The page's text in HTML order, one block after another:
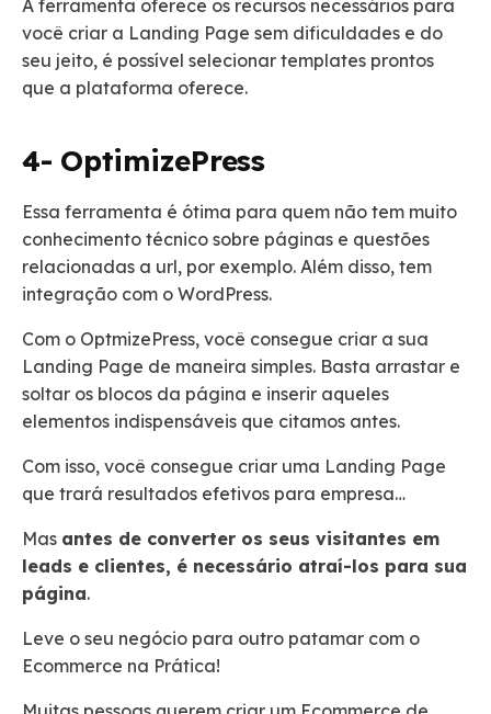
A ferramenta oferece os recursos necessários para
você criar a Landing Page sem dificuldades e do
seu jeito, é possível selecionar templates prontos
que a plataforma oferece.
4- OptimizePress
Essa ferramenta é ótima para quem não tem muito
conhecimento técnico sobre páginas e questões
relacionadas a url, por exemplo. Além disso, tem
integração com o WordPress.
Com o OptmizePress, você consegue criar a sua
Landing Page de maneira simples. Basta arrastar e
soltar os blocos da página e inserir aqueles
elementos indispensáveis que citamos antes.
Com isso, você consegue criar uma Landing Page
que trará resultados efetivos para empresa…
Mas antes de converter os seus visitantes em
leads e clientes, é necessário atraí-los para sua
página.
Leve o seu negócio para outro patamar com o
Ecommerce na Prática!